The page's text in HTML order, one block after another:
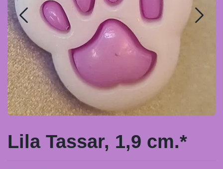
Lila Tassar, 1,9 cm.*